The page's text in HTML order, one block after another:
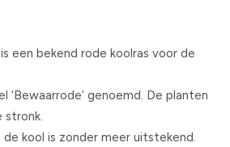
is een bekend rode koolras voor de
‘Bewaarrode’ genoemd. De planten
stronk.
de kool is zonder meer uitstekend.